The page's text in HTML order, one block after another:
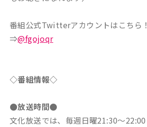
番組公式Twitterアカウントはこちら！
⇒@fgojoqr
◇番組情報◇
●放送時間●
文化放送では、毎週日曜21:30～22:00